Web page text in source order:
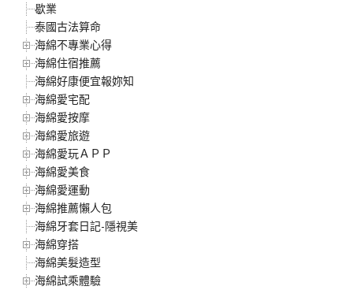
歇業
泰國古法算命
海綿不專業心得
海綿住宿推薦
海綿好康便宜報妳知
海綿愛宅配
海綿愛按摩
海綿愛旅遊
海綿愛玩ＡＰＰ
海綿愛美食
海綿愛運動
海綿推薦懶人包
海綿牙套日記-隱視美
海綿穿搭
海綿美髮造型
海綿試乘體驗